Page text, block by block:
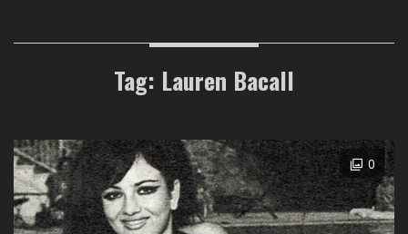
Tag: Lauren Bacall
0